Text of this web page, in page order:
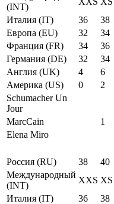
(INT)
Италия (IT)
36 38
Европа (EU)
32 34
Франция (FR)
34 36
Германия (DE)
32 34
Англия (UK)
4 6
Америка (US)
0 2
Schumacher Un
Jour
MarcCain
1
Elena Miro
Россия (RU)
38 40
Международный
(INT)
XXS XS
Италия (IT)
36 38